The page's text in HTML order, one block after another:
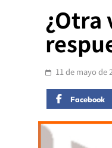
¿Otra
11 de mayo de
Facebook